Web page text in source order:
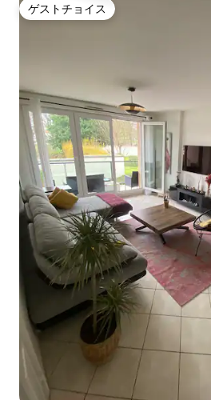
ゲストチョイス
ゲストチョイス